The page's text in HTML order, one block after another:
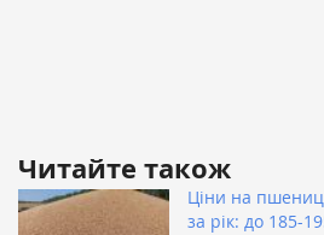
Читайте також
Ціни на
за рік: до 185-